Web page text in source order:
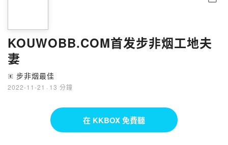
KOUWOBB.COM首发步非烟工地夫
妻
🄴 步非烟最佳
2022-11-21 · 13 分鐘
在 KKBOX 免費聽